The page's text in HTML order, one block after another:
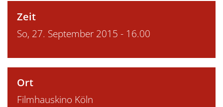
Zeit
So, 27. September 2015 - 16.00
Ort
Filmhauskino Köln